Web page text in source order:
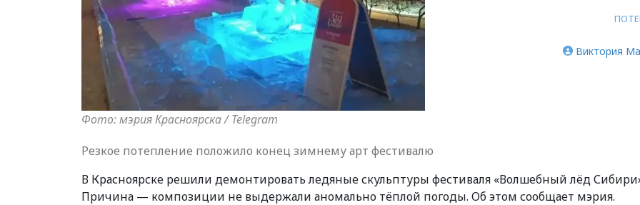
Фото: мэрия Красноярска / Telegram
Виктория
Резкое потепление положило конец зимнему арт фестивалю
В Красноярске решили демонтировать ледяные скульптуры фестиваля «Волшебный лёд
Причина — композиции не выдержали аномально тёплой погоды. Об этом сообщает мэрия.